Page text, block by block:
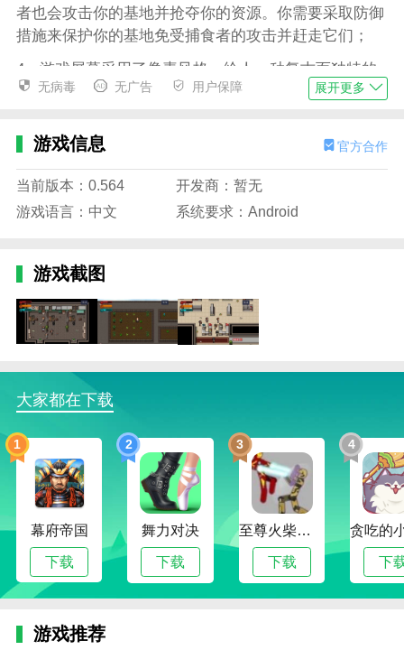
者也会攻击你的基地并抢夺你的资源。你需要采取防御
措施来保护你的基地免受捕食者的攻击并赶走它们；
4。游戏屏幕采用了像素风格，给人一种复古而独特的
感觉。这种风格充满了原始生存的氛围，让人切身感受
了游戏的氛围，让玩家更有参与感。
游戏风格
1。玩家将扮演一名勇敢的探险家，勇敢冒险。每个房
间都是随机生成的，这意味着每个游戏都会有不同的挑
2。你会遇到各种各样的恶魔。它们可能出现在角落、
天花板甚至地板上。作为一名探险家，你需要灵活地观
察地图的视角，并找到避免这些恶魔的方法。上帝的观
察视角会帮助你更好地避开器官，避免受到伤害；
3。为了应对恶魔的威胁，游戏提供了多种武器系统。
你可以使用各种强大的武器来消灭恶魔，而不用担心他
准确地对付恶魔；
4。游戏还提供其他道具和技能，让你在冒险中变得更
强大。你可以收集各种道具，如医疗包和能量药水，以
恢复生命值和能量。此外，您还可以通过升级技能来提
高您的战斗能力，攻击力和耐力。
游戏功能
而是一些武器和怪物的分布是随机的。这意味着每次进
无病毒 无广告 用户保障 展开更多
游戏信息 官方合作
当前版本：0.564
开发商：暂无
游戏语言：中文
系统要求：Android
游戏截图
大家都在下载
1
幕府帝国
下载
2
舞力对决
下载
3
至尊火柴人战争
下载
4
下
游戏推荐